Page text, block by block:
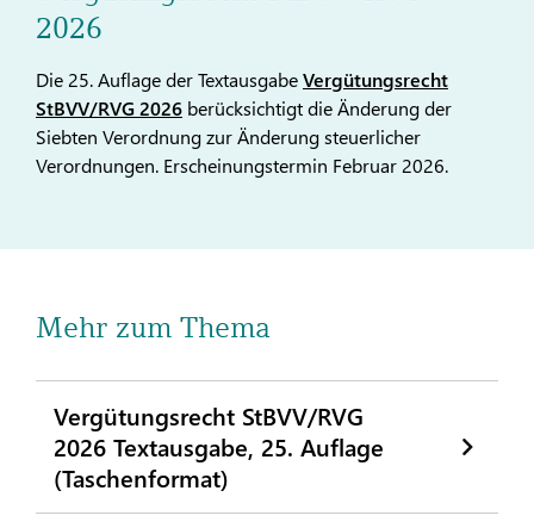
2026
Die 25. Auflage der TextausgabeVergütungsrecht
StBVV/RVG 2026 berücksichtigt die Änderung der
Siebten Verordnung zur Änderung steuerlicher
Verordnungen. Erscheinungstermin Februar 2026.
Mehr zum Thema
Vergütungsrecht StBVV/RVG
2026 Textausgabe, 25. Auflage
(Taschenformat)